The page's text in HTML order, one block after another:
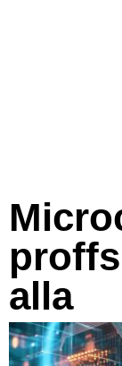
alla